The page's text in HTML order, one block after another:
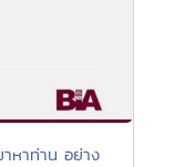
หาท่าน อย่าง